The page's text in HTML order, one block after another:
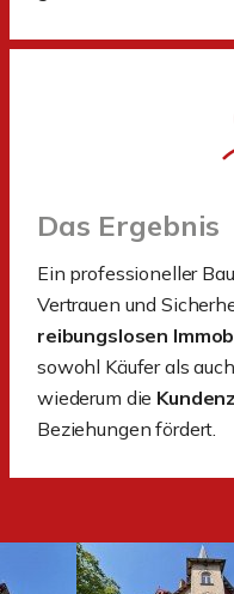
Das Ergebnis
Ein professioneller
Vertrauen und
reibungslosen
sowohl Käufer als
wiederum die
Beziehungen fördert.